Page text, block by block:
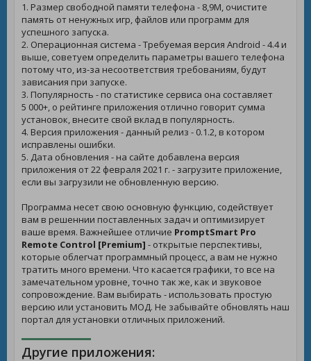
1. Размер свободной памяти телефона - 8,9M, очистите
память от ненужных игр, файлов или программ для
успешного запуска.
2. Операционная система - Требуемая версия Android - 4.4 и
выше, советуем определить параметры вашего телефона
потому что, из-за несоответствия требованиям, будут
зависания при запуске.
3. Популярность - по статистике сервиса она составляет
5 000+, о рейтинге приложения отлично говорит сумма
установок, внесите свой вклад в популярность.
4. Версия приложения - данный релиз - 0.1.2, в котором
исправлены ошибки.
5. Дата обновления - на сайте добавлена версия
приложения от 22 февраля 2021 г. - загрузите приложение,
если вы загрузили не обновленную версию.
Программа несет свою основную функцию, содействует
вам в решеннии поставленных задач и оптимизирует
ваше время. Важнейшее отличие PromptSmart Pro
Remote Control [Premium] - открытые перспективы,
которые облегчат программный процесс, а вам не нужно
тратить много времени. Что касается графики, то все на
замечательном уровне, точно так же, как и звуковое
сопровождение. Вам выбирать - использовать простую
версию или установить МОД. Не забывайте обновлять наш
портал для установки отличных приложений.
Другие приложения: